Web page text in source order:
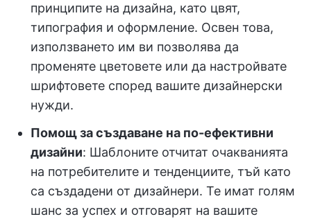
принципите на дизайна, като цвят,
типография и оформление. Освен това,
използването им ви позволява да
променяте цветовете или да настройвате
шрифтовете според вашите дизайнерски
нужди.
Помощ за създаване на по-ефективни
дизайни: Шаблоните отчитат очакванията
на потребителите и тенденциите, тъй като
са създадени от дизайнери. Те имат голям
шанс за успех и отговарят на вашите